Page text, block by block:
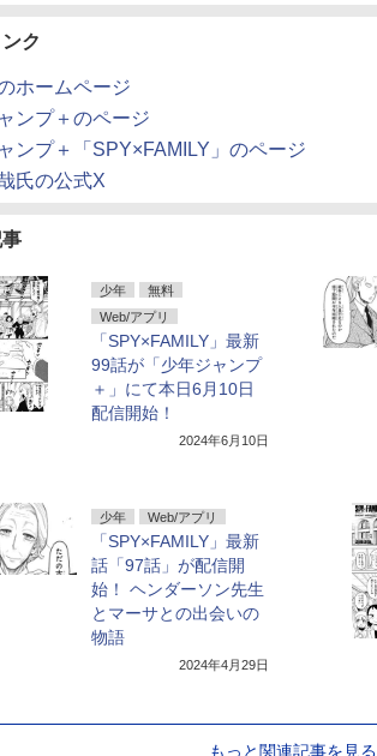
ク
ホームページ
ンプ＋のページ
ンプ＋「SPY×FAMILY」のページ
氏の公式X
少年
無料
Web/アプリ
「SPY×FAMILY」最新
99話が「少年ジャンプ
＋」にて本日6月10日
配信開始！
2024年6月10日
少年 Web/アプリ
「SPY×FAMILY」最新
話「97話」が配信開
始！ ヘンダーソン先生
とマーサとの出会いの
物語
2024年4月29日
もっと関連記事を見る